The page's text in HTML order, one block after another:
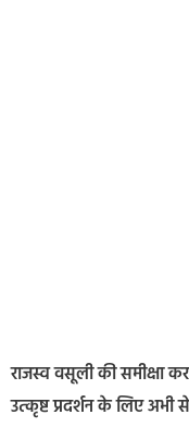
राजस्व वसूली की समीक्षा
उत्कृष्ट प्रदर्शन के लिए अभी